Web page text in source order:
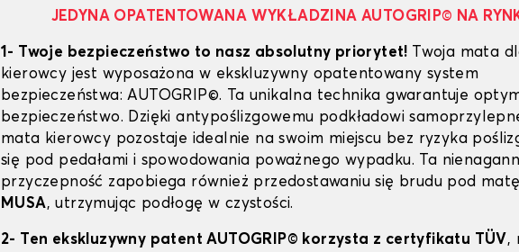
JEDYNA OPATENTOWANA WYKŁADZINA AUTOGRIP© NA
1- Twoje bezpieczeństwo to nasz absolutny priorytet! Twoja mata
kierowcy jest wyposażona w ekskluzywny opatentowany system
bezpieczeństwa: AUTOGRIP©. Ta unikalna technika gwarantuje
bezpieczeństwo. Dzięki antypoślizgowemu podkładowi
mata kierowcy pozostaje idealnie na swoim miejscu bez ryzyka
się pod pedałami i spowodowania poważnego wypadku. Ta
przyczepność zapobiega również przedostawaniu się brudu pod matę
MUSA, utrzymując podłogę w czystości.
2- Ten ekskluzywny patent AUTOGRIP© korzysta z certyfikatu TÜV,